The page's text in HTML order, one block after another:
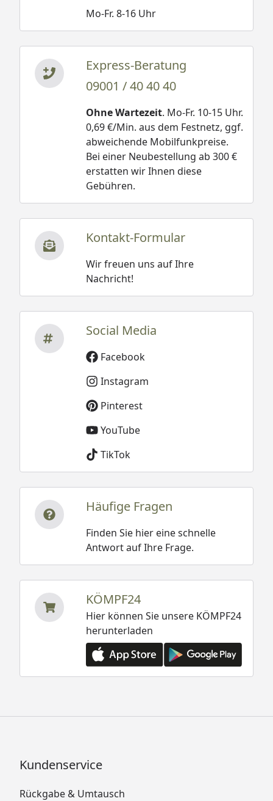
Mo-Fr. 8-16 Uhr
Express-Beratung
09001 / 40 40 40
Ohne Wartezeit. Mo-Fr. 10-15 Uhr.
0,69 €/Min. aus dem Festnetz, ggf.
abweichende Mobilfunkpreise.
Bei einer Neubestellung ab 300 €
erstatten wir Ihnen diese
Gebühren.
Kontakt-Formular
Wir freuen uns auf Ihre
Nachricht!
Social Media
Facebook
Instagram
Pinterest
YouTube
TikTok
Häufige Fragen
Finden Sie hier eine schnelle
Antwort auf Ihre Frage.
KÖMPF24
Hier können Sie unsere KÖMPF24
herunterladen
Kundenservice
Rückgabe & Umtausch